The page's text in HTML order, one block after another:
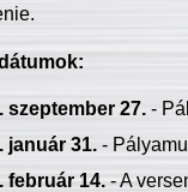
szeptember 27.-
január 31.-
február 14.- A